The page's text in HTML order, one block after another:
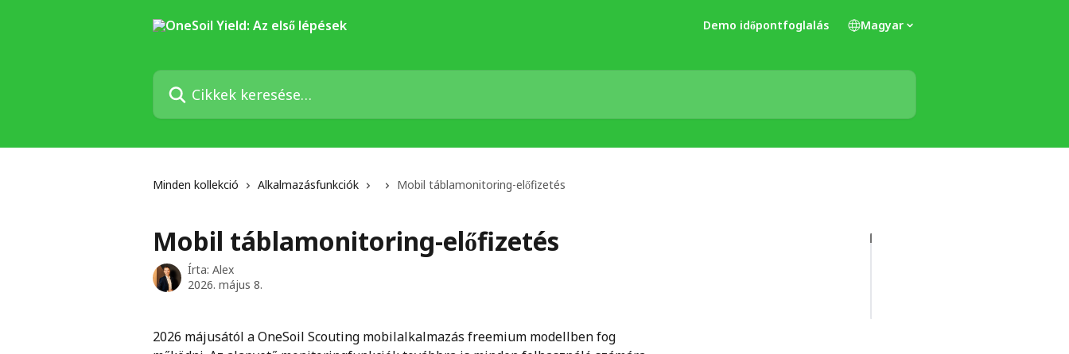
Demo időpontfoglalás Magyar
Cikkek keresése…
Minden kollekció Alkalmazásfunkciók Mobil táblamonitoring-előfizetés
Mobil táblamonitoring-előfizetés
Írta: Alex
2026. május 8.
2026 májusától a OneSoil Scouting mobilalkalmazás freemium modellben fog